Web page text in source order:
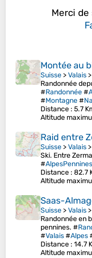
Merci
Montée au
Suisse >Valais >
Randonnée
#Randonnée#
#Montagne#
Distance : 5.7
Altitude
Raid entre
Suisse >Valais >
Ski. Entre
#AlpesPennines
Distance : 82.7
Altitude
Saas-
Suisse >Valais >
Randonnée en
pennines. #
#Valais#Alpes
Distance : 14.7
Altitude